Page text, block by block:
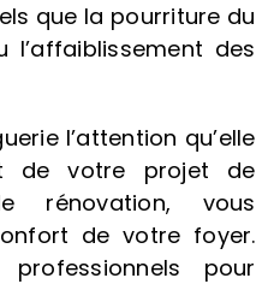
que la pourriture du
l’affaiblissement des
l’attention qu’elle
de votre projet de
rénovation, vous
de votre foyer.
pour